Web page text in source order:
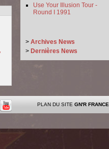
Use Your Illusion Tour -
Round I 1991
> Archives News
> Dernières News
PLAN DU SITE GN'R FRANCE